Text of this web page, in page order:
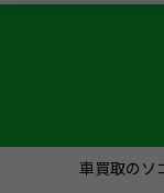
車買取のソ